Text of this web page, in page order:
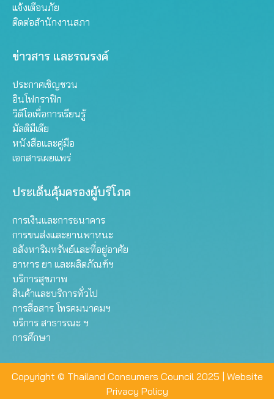
แจ้งเตือนภัย
ติดต่อสำนักงานสภา
ข่าวสาร และรณรงค์
ประกาศเชิญชวน
อินโฟกราฟิก
วิดีโอเพื่อการเรียนรู้
มัลติมีเดีย
หนังสือและคู่มือ
เอกสารเผยแพร่
ประเด็นคุ้มครองผู้บริโภค
การเงินและการธนาคาร
การขนส่งและยานพาหนะ
อสังหาริมทรัพย์และที่อยู่อาศัย
อาหาร ยา และผลิตภัณฑ์ฯ
บริการสุขภาพ
สินค้าและบริการทั่วไป
การสื่อสาร โทรคมนาคมฯ
บริการ สาธารณะ ฯ
การศึกษา
Copyright © Thailand Consumers Council 2025 | Website
Privacy Policy